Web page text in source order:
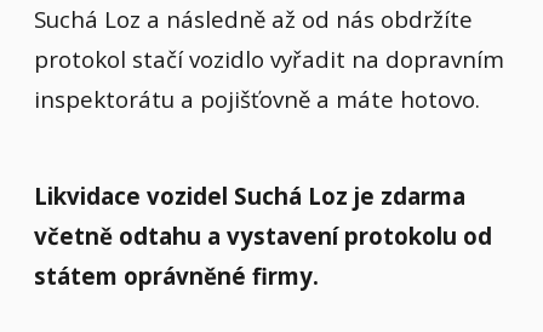
Suchá Loz a následně až od nás obdržíte
protokol stačí vozidlo vyřadit na dopravním
inspektorátu a pojišťovně a máte hotovo.
Likvidace vozidel Suchá Loz je zdarma
včetně odtahu a vystavení protokolu od
státem oprávněné firmy.